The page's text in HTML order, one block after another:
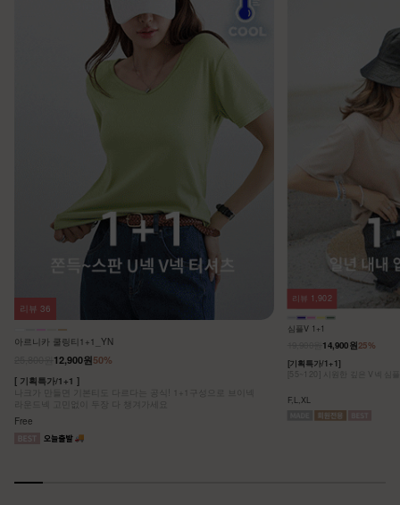
아르니카 쿨링티1+1_YN
50%
12,900원
[ 기획특가/1+1 ]
나크가 만들면 기본티도 다르다는 공식! 1+1구성으로 브이넥
라운드넥 고민없이 두장 다 챙겨가세요
Free
리뷰 36
심플V 1+1
25%
14,900원
[기획특가/1+1]
[55~120] 시원한 깊은 V넥 심
F,L,XL
리뷰 1,902